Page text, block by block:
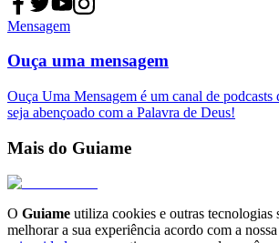
Mensagem
Ouça uma mensagem
Ouça Uma Mensagem é um canal de podcasts
seja abençoado com a Palavra de Deus!
Mais do Guiame
O Guiame utiliza cookies e outras tecnologias
melhorar a sua experiência acordo com a nossa